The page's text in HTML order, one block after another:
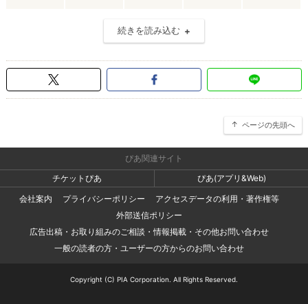
続きを読み込む
ページの先頭へ
ぴあ関連サイト
チケットぴあ
ぴあ(アプリ&Web)
会社案内
プライバシーポリシー
アクセスデータの利用・著作権等
外部送信ポリシー
広告出稿・お取り組みのご相談・情報掲載・その他お問い合わせ
一般の読者の方・ユーザーの方からのお問い合わせ
Copyright (C) PIA Corporation. All Rights Reserved.